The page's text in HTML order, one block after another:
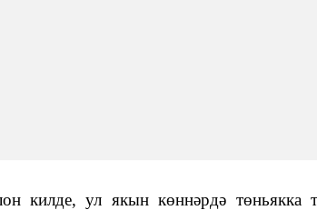
килде, ул якын көннәрдә төньякка